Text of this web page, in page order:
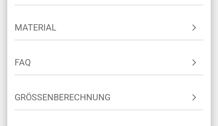
MATERIAL
FAQ
GRÖSSENBERECHNUNG